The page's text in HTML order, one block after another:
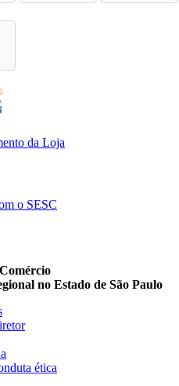
da Loja
o SESC
no Estado de São Paulo
ética